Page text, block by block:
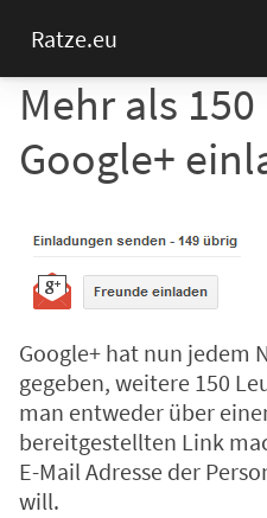
Ratze.eu
Mehr als
Google+
Google+ hat nun jedem
gegeben, weitere 150
man entweder über
bereitgestellten Link
E-Mail Adresse der
will.